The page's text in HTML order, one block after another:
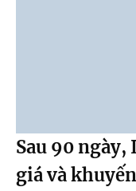
Sau 90 ngày,
giá và